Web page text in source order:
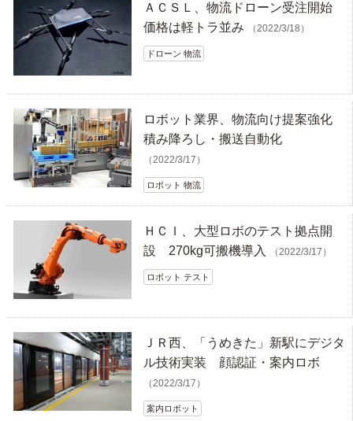
ＡＣＳＬ、物流ドローン受注開始
価格は軽トラ並み
（2022/3/18）
ドローン 物流
ロボット業界、物流向け提案強化
積み降ろし・搬送自動化
（2022/3/17）
ロボット 物流
ＨＣＩ、大型ロボのテスト拠点開
設 270kg可搬機導入
（2022/3/17）
ロボット テスト
ＪＲ西、「うめきた」新駅にデジタ
ル技術実装 顔認証・案内ロボ
（2022/3/17）
案内ロボット